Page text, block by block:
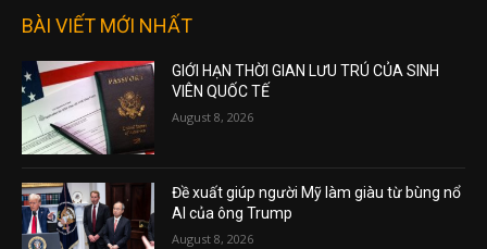
BÀI VIẾT MỚI NHẤT
GIỚI HẠN THỜI GIAN LƯU TRÚ CỦA SINH
VIÊN QUỐC TẾ
August 8, 2026
Đề xuất giúp người Mỹ làm giàu từ bùng nổ
AI của ông Trump
August 8, 2026